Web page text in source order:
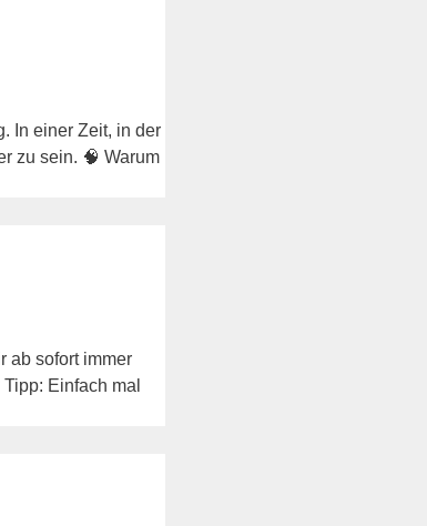
In einer Zeit, in der
zu sein. 🧠 Warum
ab sofort immer
Einfach mal